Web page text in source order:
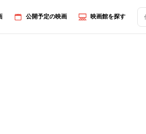
公開予定の映画 映画館を探す